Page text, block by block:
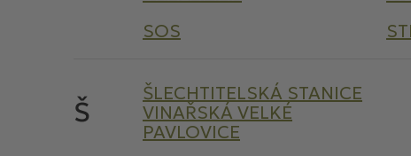
SOS
Š
ŠLECHTITELSKÁ STANICE
VINAŘSKÁ VELKÉ
PAVLOVICE